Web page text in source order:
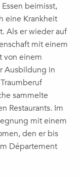
beimisst,
eine Krankheit
Als er wieder auf
mit einem
von einem
Ausbildung in
sammelte
Restaurants. Im
mit einem
den er bis
Département